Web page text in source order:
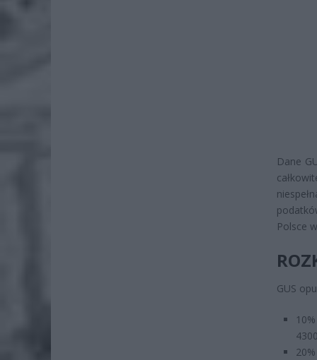
Dane
Polsce
GUS